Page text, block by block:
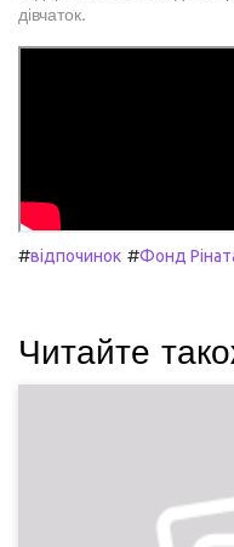
дівчаток.
#відпочинок #Фонд
Читайте